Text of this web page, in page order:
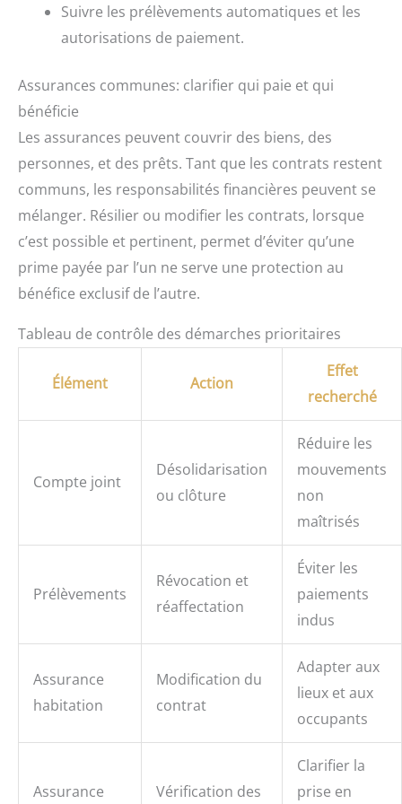
Suivre les prélèvements automatiques et les
autorisations de paiement.
Assurances communes: clarifier qui paie et qui
bénéficie
Les assurances peuvent couvrir des biens, des
personnes, et des prêts. Tant que les contrats restent
communs, les responsabilités financières peuvent se
mélanger. Résilier ou modifier les contrats, lorsque
c’est possible et pertinent, permet d’éviter qu’une
prime payée par l’un ne serve une protection au
bénéfice exclusif de l’autre.
Tableau de contrôle des démarches prioritaires
Élément Action
Effet
recherché
Compte joint
Désolidarisation
ou clôture
Réduire les
mouvements
non
maîtrisés
Prélèvements
Révocation et
réaffectation
Éviter les
paiements
indus
Assurance
habitation
Modification du
contrat
Adapter aux
lieux et aux
occupants
Assurance Vérification des
Clarifier la
prise en